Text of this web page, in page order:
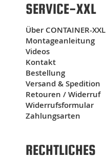
SERVICE-XXL
Über CONTAINER-XXL
Montageanleitung
Videos
Kontakt
Bestellung
Versand & Spedition
Retouren / Widerruf
Widerrufsformular
Zahlungsarten
RECHTLICHES